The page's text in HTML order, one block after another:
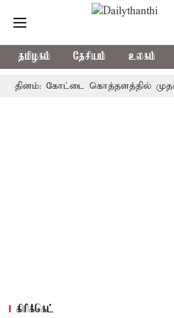
தமிழகம் தேசியம் உலகம்
கோட்டை கொத்தளத்தில் முதல்
கிரிக்கெட்